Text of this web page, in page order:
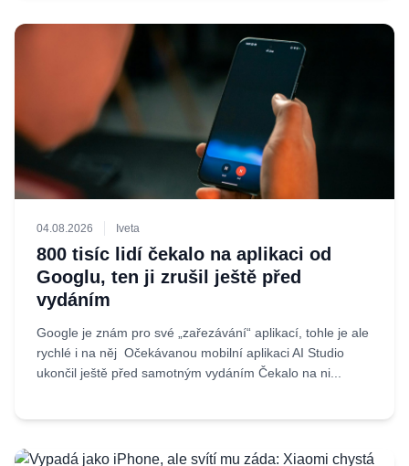
04.08.2026 Iveta
800 tisíc lidí čekalo na aplikaci od
Googlu, ten ji zrušil ještě před
vydáním
Google je znám pro své „zařezávání“ aplikací, tohle je ale
rychlé i na něj Očekávanou mobilní aplikaci AI Studio
ukončil ještě před samotným vydáním Čekalo na ni...